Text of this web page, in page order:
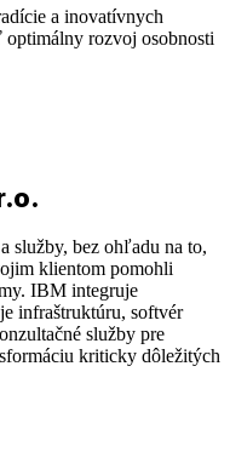
a inovatívnych
rozvoj osobnosti
služby, bez ohľadu na to,
klientom pomohli
IBM integruje
infraštruktúru, softvér
služby pre
kriticky dôležitých